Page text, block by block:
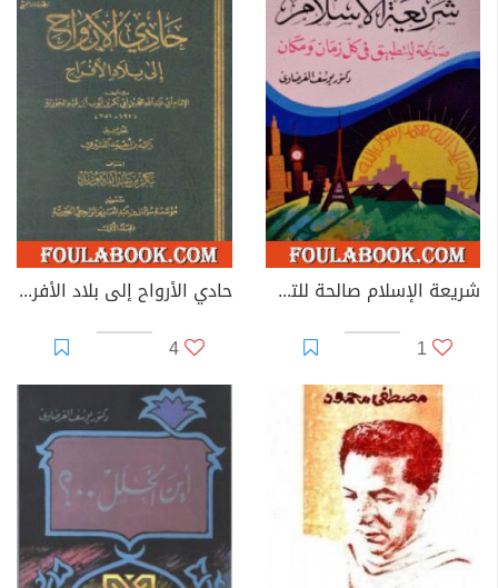
شريعة الإسلام صالحة للتطبيق في كل زمان ومكان
1
حادي الأرواح إلى بلاد الأفراح
4